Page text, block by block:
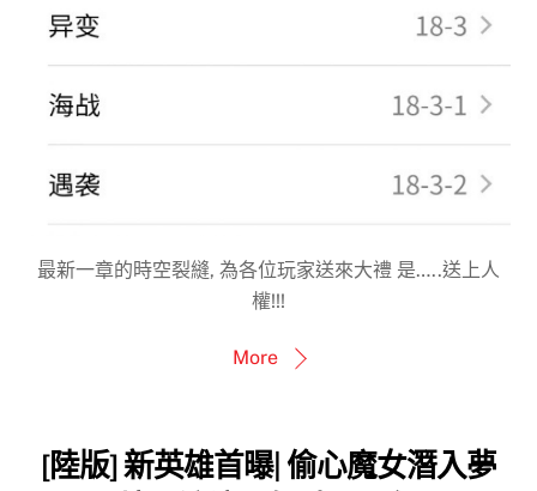
最新一章的時空裂縫, 為各位玩家送來大禮 是…..送上人
權!!!
More
[陸版] 新英雄首曝| 偷心魔女潛入夢